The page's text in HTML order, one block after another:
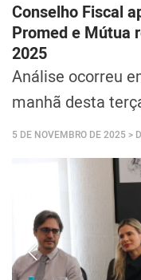
Conselho Fiscal
Promed e Mútua
2025
Análise ocorreu
manhã desta
5 DE NOVEMBRO DE 2025 >